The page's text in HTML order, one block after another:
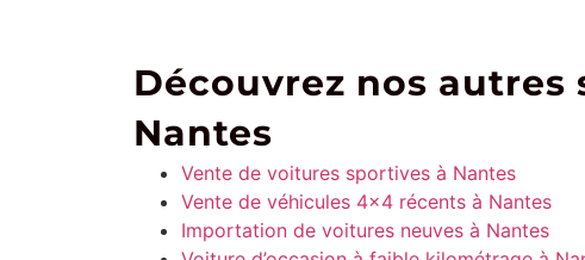
Découvrez nos autres
Nantes
Vente de voitures sportives à Nantes
Vente de véhicules 4×4 récents à Nantes
Importation de voitures neuves à Nantes